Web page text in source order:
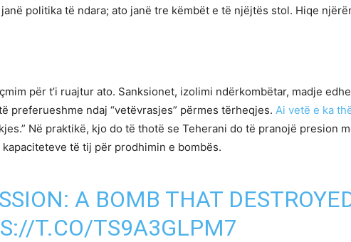
politika të ndara; ato janë tre këmbët e të njëjtës stol. Hiqe
për t’i ruajtur ato. Sanksionet, izolimi ndërkombëtar, madje
preferueshme ndaj “vetëvrasjes” përmes tërheqjes. Ai vetë e ka
Në praktikë, kjo do të thotë se Teherani do të pranojë presion
të tij për prodhimin e bombës.
A BOMB THAT
T.CO/TS9A3GLPM7